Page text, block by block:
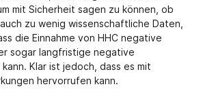
mit Sicherheit sagen zu können, ob
zu wenig wissenschaftliche Daten,
die Einnahme von HHC negative
sogar langfristige negative
kann. Klar ist jedoch, dass es mit
hervorrufen kann.